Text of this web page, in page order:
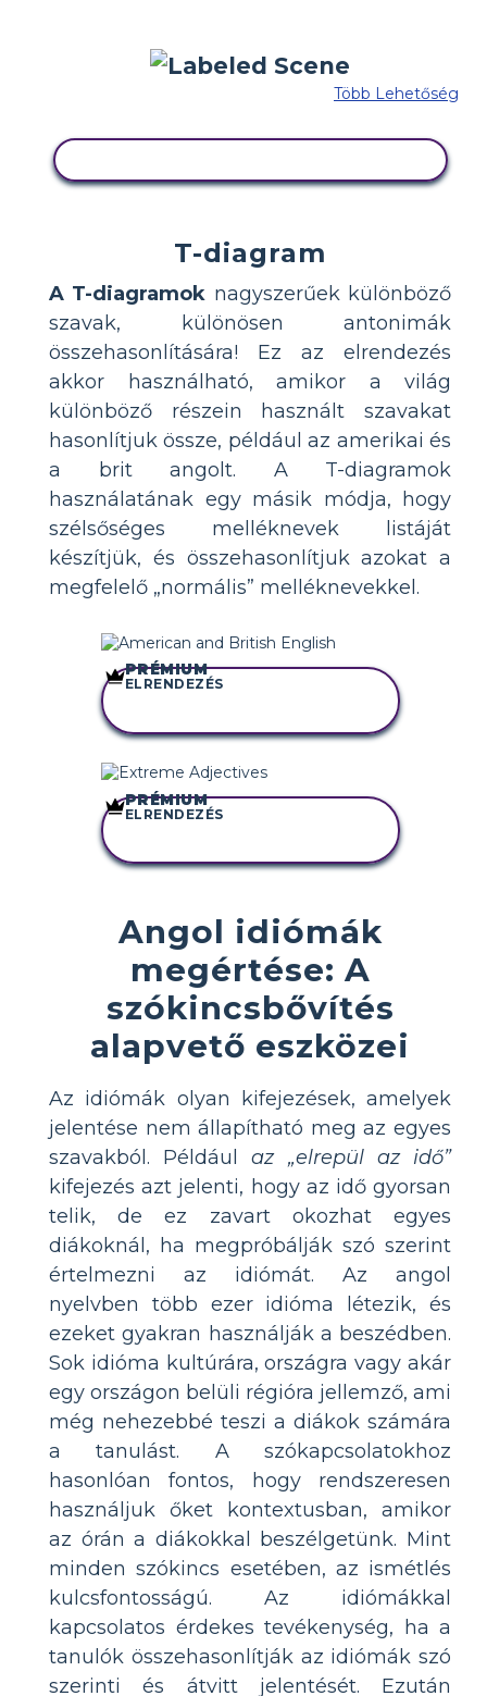
Több Lehetőség
T-diagram
A T-diagramok nagyszerűek különböző
szavak, különösen antonimák
összehasonlítására! Ez az elrendezés
akkor használható, amikor a világ
különböző részein használt szavakat
hasonlítjuk össze, például az amerikai és
a brit angolt. A T-diagramok
használatának egy másik módja, hogy
szélsőséges melléknevek listáját
készítjük, és összehasonlítjuk azokat a
megfelelő „normális” melléknevekkel.
MÁSOLJA EZT A
PRÉMIUM
ELRENDEZÉS
MÁSOLJA EZT A
PRÉMIUM
ELRENDEZÉS
Angol idiómák
megértése: A
szókincsbővítés
alapvető eszközei
Az idiómák olyan kifejezések, amelyek
jelentése nem állapítható meg az egyes
szavakból. Példáulaz „elrepül az idő”
kifejezés azt jelenti, hogy az idő gyorsan
telik, de ez zavart okozhat egyes
diákoknál, ha megpróbálják szó szerint
értelmezni az idiómát. Az angol
nyelvben több ezer idióma létezik, és
ezeket gyakran használják a beszédben.
Sok idióma kultúrára, országra vagy akár
egy országon belüli régióra jellemző, ami
még nehezebbé teszi a diákok számára
a tanulást. A szókapcsolatokhoz
hasonlóan fontos, hogy rendszeresen
használjuk őket kontextusban, amikor
az órán a diákokkal beszélgetünk. Mint
minden szókincs esetében, az ismétlés
kulcsfontosságú. Az idiómákkal
kapcsolatos érdekes tevékenység, ha a
tanulók összehasonlítják az idiómák szó
szerinti és átvitt jelentését. Ezután